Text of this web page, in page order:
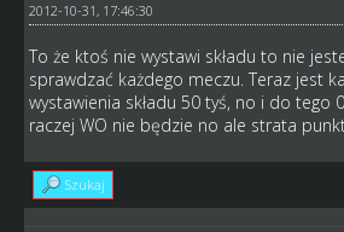
2012-10-31, 17:46:30
To że ktoś nie wystawi składu to nie
sprawdzać każdego meczu. Teraz jest
wystawienia składu 50 tyś, no i do tego
raczej WO nie będzie no ale strata
Szukaj